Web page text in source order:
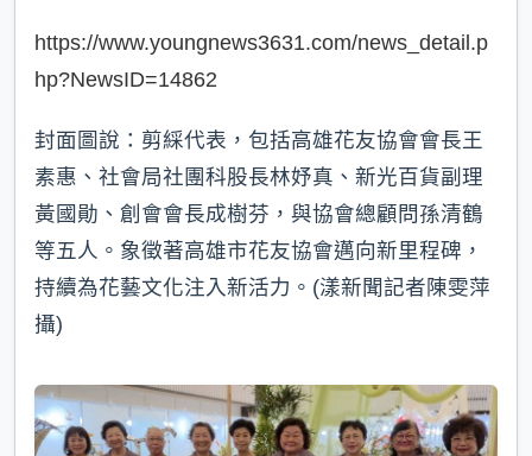
https://www.youngnews3631.com/news_detail.p
hp?NewsID=14862
封面圖說：剪綵代表，包括高雄花友協會會長王
素惠、社會局社團科股長林妤真、新光百貨副理
黃國勛、創會會長成樹芬，與協會總顧問孫清鶴
等五人。象徵著高雄市花友協會邁向新里程碑，
持續為花藝文化注入新活力。(漾新聞記者陳雯萍
攝)